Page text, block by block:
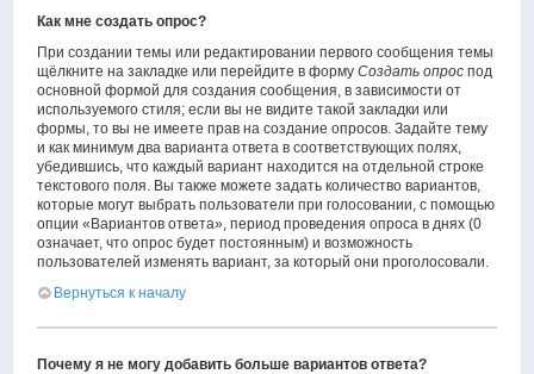
Как мне создать опрос?
При создании темы или редактировании первого сообщения темы
щёлкните на закладке или перейдите в формуСоздать опрос под
основной формой для создания сообщения, в зависимости от
используемого стиля; если вы не видите такой закладки или
формы, то вы не имеете прав на создание опросов. Задайте тему
и как минимум два варианта ответа в соответствующих полях,
убедившись, что каждый вариант находится на отдельной строке
текстового поля. Вы также можете задать количество вариантов,
которые могут выбрать пользователи при голосовании, с помощью
опции «Вариантов ответа», период проведения опроса в днях (0
означает, что опрос будет постоянным) и возможность
пользователей изменять вариант, за который они проголосовали.
Вернуться к началу
Почему я не могу добавить больше вариантов ответа?